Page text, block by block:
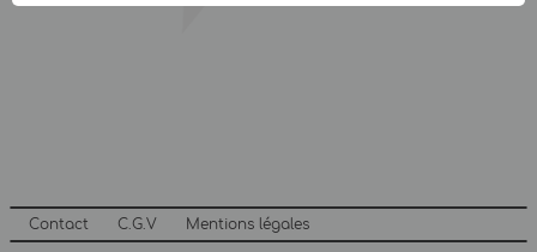
Contact C.G.V Mentions légales